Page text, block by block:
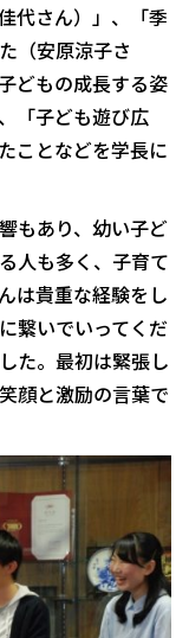
代さん）」、「季
（安原涼子さ
どもの成長する姿
「子ども遊び広
ことなどを学長に
もあり、幼い子ど
人も多く、子育て
は貴重な経験をし
繋いでいってくだ
た。最初は緊張し
顔と激励の言葉で